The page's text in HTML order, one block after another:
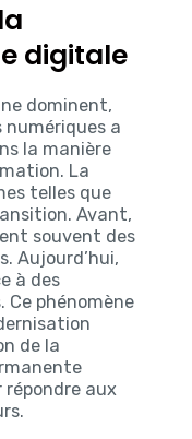
digitale
dominent,
numériques a
la manière
La
telles que
Avant,
souvent des
Aujourd’hui,
à des
phénomène
de la
répondre aux